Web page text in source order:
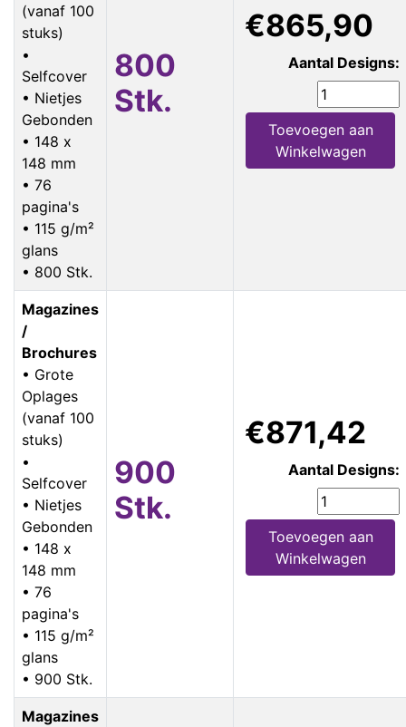
(vanaf 100
stuks)
•
Selfcover
• Nietjes
Gebonden
• 148 x
148 mm
• 76
pagina's
• 115 g/m²
glans
• 800 Stk.
800
Stk.
€865,90
Aantal Designs:
Toevoegen aan
Winkelwagen
Magazines
/
Brochures
• Grote
Oplages
(vanaf 100
stuks)
•
Selfcover
• Nietjes
Gebonden
• 148 x
148 mm
• 76
pagina's
• 115 g/m²
glans
• 900 Stk.
900
Stk.
€871,42
Aantal Designs:
Toevoegen aan
Winkelwagen
Magazines